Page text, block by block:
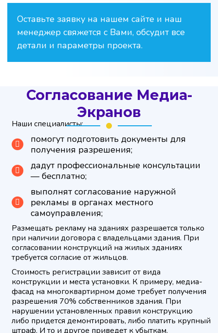
Оставьте заявку на нашем сайте и наш
менеджер свяжется с Вами, обсудит все
детали и параметры проекта.
Согласование Медиа-
Экранов
Наши специалисты:
помогут подготовить документы для
получения разрешения;
дадут профессиональные консультации
— бесплатно;
выполнят согласование наружной
рекламы в органах местного
самоуправления;
Размещать рекламу на зданиях разрешается только
при наличии договора с владельцами здания. При
согласовании конструкций на жилых зданиях
требуется согласие от жильцов.
Стоимость регистрации зависит от вида
конструкции и места установки. К примеру, медиа-
фасад на многоквартирном доме требует получения
разрешения 70% собственников здания. При
нарушении установленных правил конструкцию
либо придется демонтировать, либо платить крупный
штраф. И то и другое приведет к убыткам.